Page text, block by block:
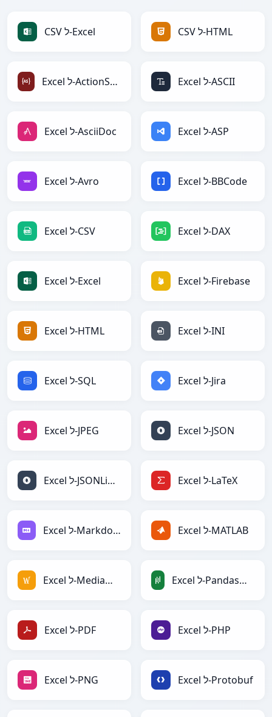
CSV ל-Excel CSV ל-HTML
Excel ל-ActionScript Excel ל-ASCII
Excel ל-AsciiDoc Excel ל-ASP
Excel ל-Avro Excel ל-BBCode
Excel ל-CSV Excel ל-DAX
Excel ל-Excel Excel ל-Firebase
Excel ל-HTML Excel ל-INI
Excel ל-SQL Excel ל-Jira
Excel ל-JPEG Excel ל-JSON
Excel ל-JSONLines Excel ל-LaTeX
Excel ל-Markdown Excel ל-MATLAB
Excel ל-MediaWiki Excel ל-PandasDataFrame
Excel ל-PDF Excel ל-PHP
Excel ל-PNG Excel ל-Protobuf